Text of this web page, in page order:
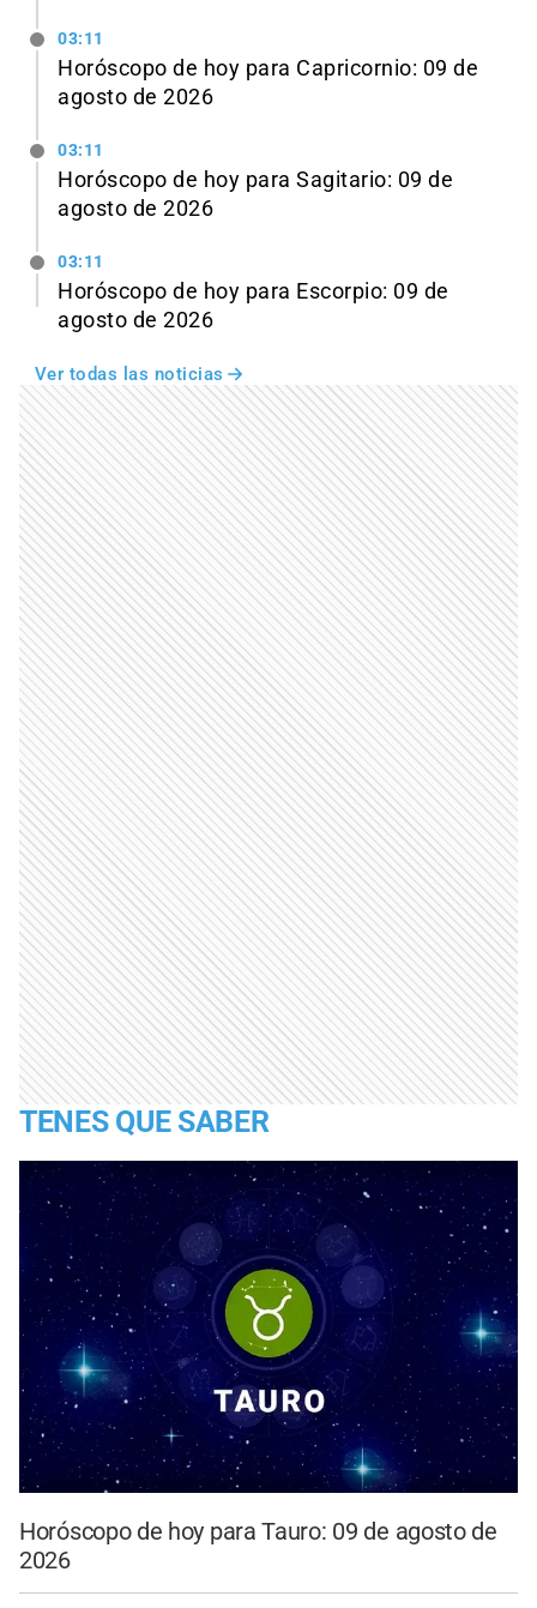
03:11
Horóscopo de hoy para Capricornio: 09 de
agosto de 2026
03:11
Horóscopo de hoy para Sagitario: 09 de
agosto de 2026
03:11
Horóscopo de hoy para Escorpio: 09 de
agosto de 2026
Ver todas las noticias
TENES QUE SABER
Horóscopo de hoy para Tauro: 09 de agosto de
2026